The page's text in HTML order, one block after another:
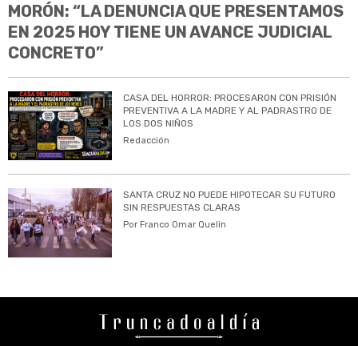
MORÓN: “LA DENUNCIA QUE PRESENTAMOS
EN 2025 HOY TIENE UN AVANCE JUDICIAL
CONCRETO”
CASA DEL HORROR: PROCESARON CON PRISIÓN
PREVENTIVA A LA MADRE Y AL PADRASTRO DE
LOS DOS NIÑOS
Redacción
SANTA CRUZ NO PUEDE HIPOTECAR SU FUTURO
SIN RESPUESTAS CLARAS
Por Franco Omar Quelin